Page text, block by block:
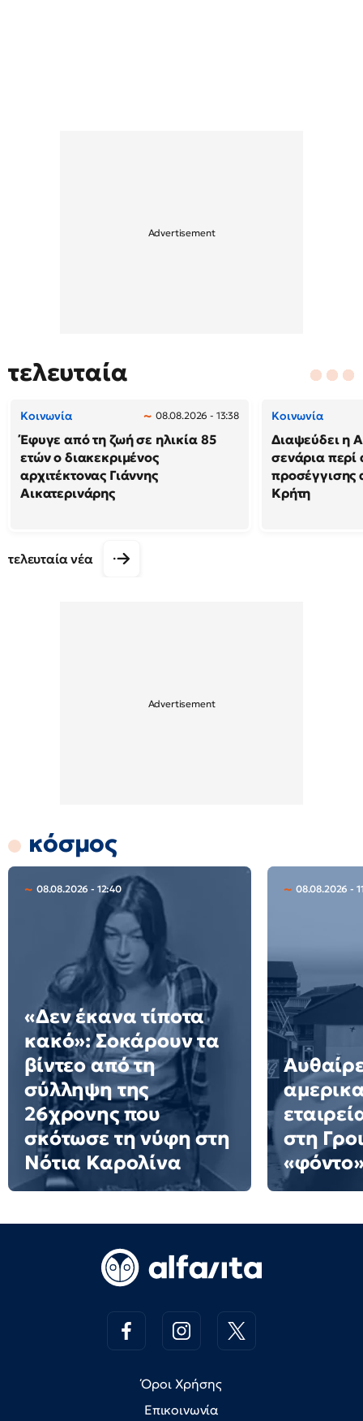
τελευταία
Κοινωνία 08.08.2026 - 13:38
Έφυγε από τη ζωή σε ηλικία 85
ετών ο διακεκριμένος
αρχιτέκτονας Γιάννης
Αικατερινάρης
Κοινωνία
Διαψεύδει η
σενάρια περί
προσέγγισης
Κρήτη
τελευταία νέα
κόσμος
08.08.2026 - 12:40
«Δεν έκανα τίποτα
κακό»: Σοκάρουν τα
βίντεο από τη
σύλληψη της
26χρονης που
σκότωσε τη νύφη στη
Νότια Καρολίνα
08.08.2026 -
στη
Όροι Χρήσης
Επικοινωνία